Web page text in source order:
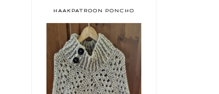
HAAKPATROON PONCHO